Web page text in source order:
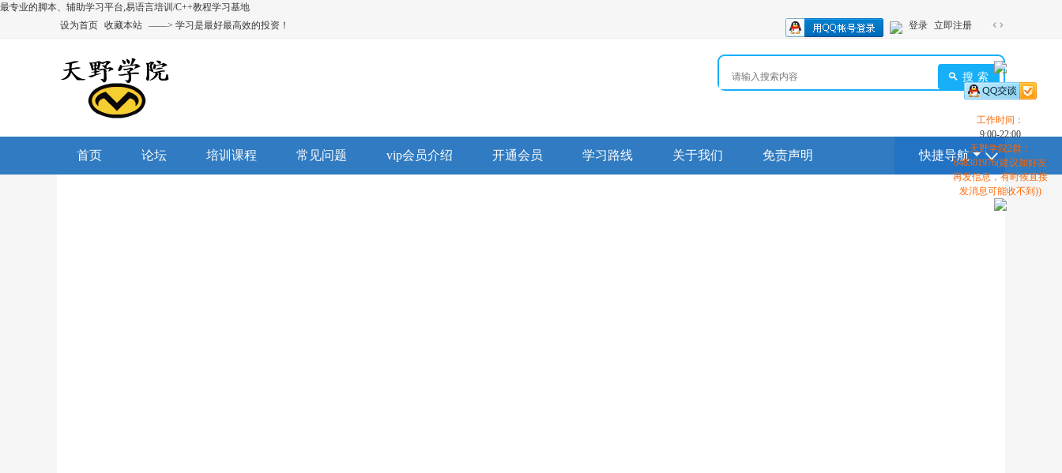
最专业的脚本、辅助学习平台,易语言培训/C++教程学习基地
设为首页 收藏本站 ——> 学习是最好最高效的投资！
换
到
宽
版
登录 立即注册
搜索
首页 论坛 培训课程 常见问题 vip会员介绍 开通会员 学习路线 关于我们 免责声明 快捷导航
工作时间：
9:00-22:00
天野学院2群：
648301976(建议加好友
再发信息，有时候直接
发消息可能收不到))